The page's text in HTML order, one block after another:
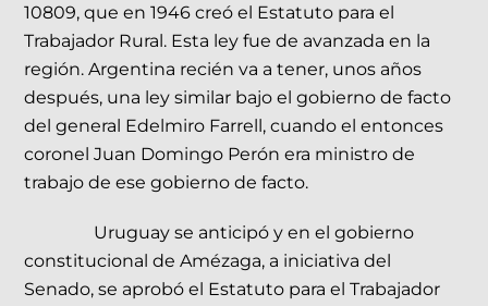
10809, que en 1946 creó el Estatuto para el
Trabajador Rural. Esta ley fue de avanzada en la
región. Argentina recién va a tener, unos años
después, una ley similar bajo el gobierno de facto
del general Edelmiro Farrell, cuando el entonces
coronel Juan Domingo Perón era ministro de
trabajo de ese gobierno de facto.
Uruguay se anticipó y en el gobierno
constitucional de Amézaga, a iniciativa del
Senado, se aprobó el Estatuto para el Trabajador